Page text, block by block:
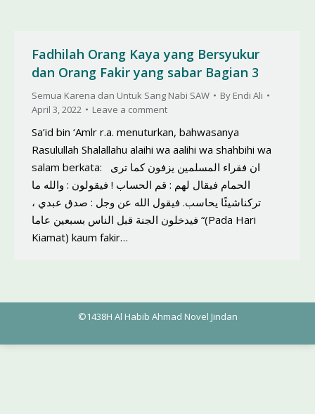
Fadhilah Orang Kaya yang Bersyukur
dan Orang Fakir yang sabar Bagian 3
Semua Karena dan Untuk Sang Nabi SAW By Endi Ali
April 3, 2022
Leave a comment
Sa’id bin ‘Amlr r.a. menuturkan, bahwasanya
Rasulullah Shalallahu alaihi wa aalihi wa shahbihi wa
salam berkata: ان فقراء المسلمين يزفون كما ترى
الحمام فيقال لهم : قم الحساب ! فيقولون : والله ما
تركناشيئًا يحاسب. فيقول الله عن وجل : صدق عبدي ،
فيدخلون الجنة قبل الناس بسبعين عاما “(Pada Hari
Kiamat) kaum fakir…
©1438H Al Habib Ahmad Novel Jindan